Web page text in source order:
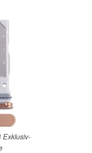
Exklusiv-